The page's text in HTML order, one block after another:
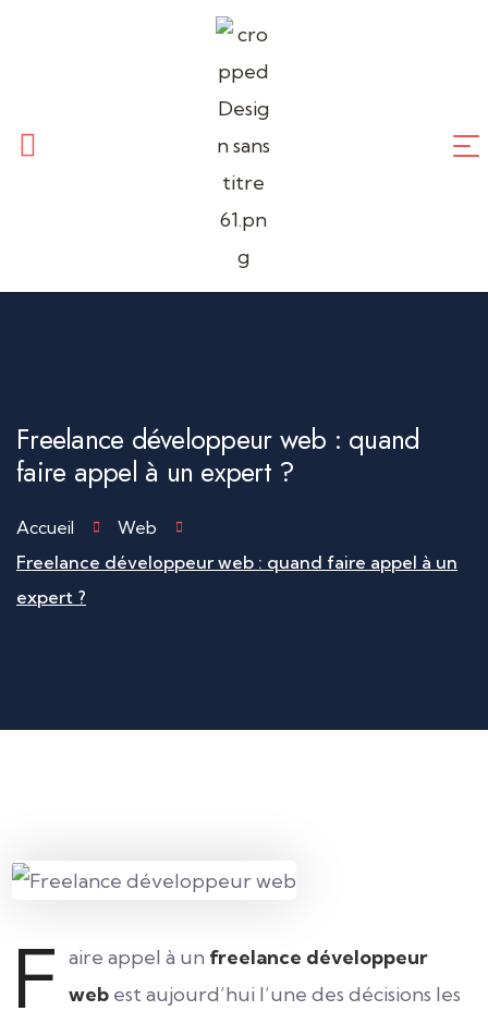
Freelance développeur web : quand
faire appel à un expert ?
Accueil
Web
Freelance développeur web : quand faire appel à un
expert ?
F aire appel à un freelance développeur
web est aujourd’hui l’une des décisions les